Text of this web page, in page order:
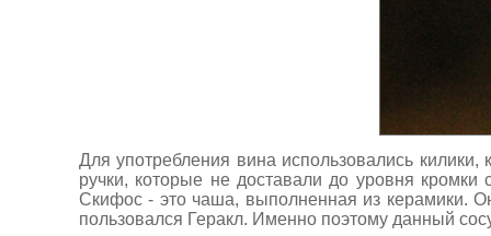
Для употребления вина использовались
ручки, которые не доставали до уровня
Скифос - это чаша, выполненная из керамики.
пользовался Геракл. Именно поэтому данный